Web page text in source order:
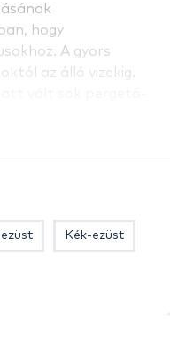
hogy
A gyors
az álló vizekig.
Kék-ezüst